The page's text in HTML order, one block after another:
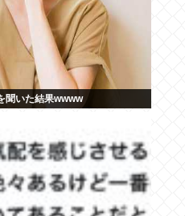
聞いた結果wwww